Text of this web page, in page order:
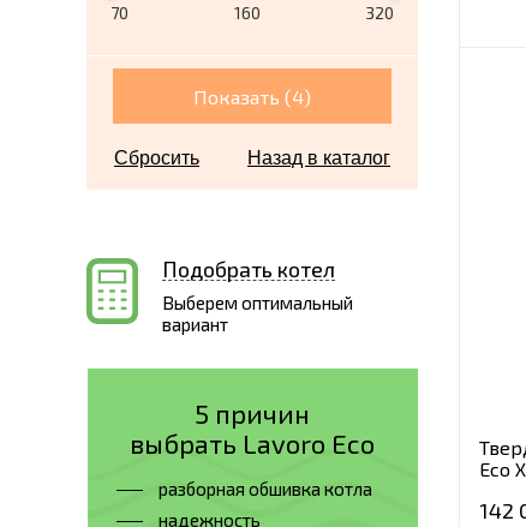
70 160 320
Показать (4)
Сбросить Назад в каталог
Подобрать котел
Выберем оптимальный
вариант
5 причин
выбрать Lavoro Eco
разборная обшивка котла
надежность
Eco
142